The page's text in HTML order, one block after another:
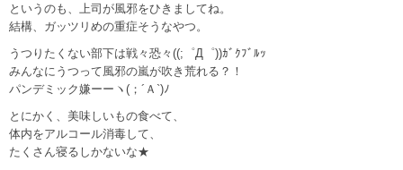
というのも、上司が風邪をひきましてね。
結構、ガッツリめの重症そうなやつ。
うつりたくない部下は戦々恐々((;゜Д゜))ｶﾞｸﾌﾞﾙｯ
みんなにうつって風邪の嵐が吹き荒れる？！
パンデミック嫌ーーヽ(；´Ａ`)ﾉ
とにかく、美味しいもの食べて、
体内をアルコール消毒して、
たくさん寝るしかないな★